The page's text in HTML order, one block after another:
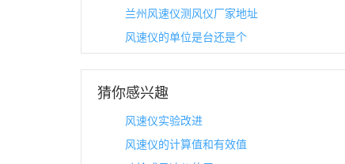
兰州风速仪测风仪厂家地址
风速仪的单位是台还是个
猜你感兴趣
风速仪实验改进
风速仪的计算值和有效值